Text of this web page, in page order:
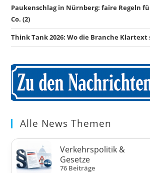
Paukenschlag in Nürnberg: faire Regeln
Co. (2)
Think Tank 2026: Wo die Branche
Alle News Themen
Verkehrspolitik &
Gesetze
76 Beiträge